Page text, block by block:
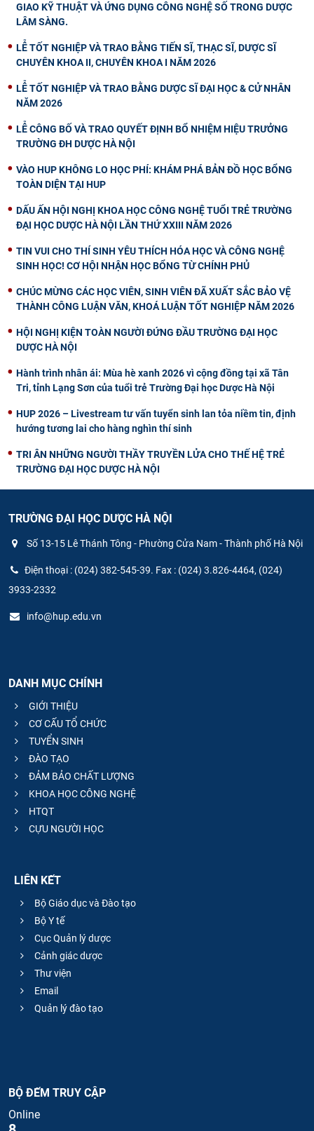
GIAO KỸ THUẬT VÀ ỨNG DỤNG CÔNG NGHỆ SỐ TRONG DƯỢC
LÂM SÀNG.
LỄ TỐT NGHIỆP VÀ TRAO BẰNG TIẾN SĨ, THẠC SĨ, DƯỢC SĨ
CHUYÊN KHOA II, CHUYÊN KHOA I NĂM 2026
LỄ TỐT NGHIỆP VÀ TRAO BẰNG DƯỢC SĨ ĐẠI HỌC & CỬ NHÂN
NĂM 2026
LỄ CÔNG BỐ VÀ TRAO QUYẾT ĐỊNH BỔ NHIỆM HIỆU TRƯỞNG
TRƯỜNG ĐH DƯỢC HÀ NỘI
VÀO HUP KHÔNG LO HỌC PHÍ: KHÁM PHÁ BẢN ĐỒ HỌC BỔNG
TOÀN DIỆN TẠI HUP
DẤU ẤN HỘI NGHỊ KHOA HỌC CÔNG NGHỆ TUỔI TRẺ TRƯỜNG
ĐẠI HỌC DƯỢC HÀ NỘI LẦN THỨ XXIII NĂM 2026
TIN VUI CHO THÍ SINH YÊU THÍCH HÓA HỌC VÀ CÔNG NGHỆ
SINH HỌC! CƠ HỘI NHẬN HỌC BỔNG TỪ CHÍNH PHỦ
CHÚC MỪNG CÁC HỌC VIÊN, SINH VIÊN ĐÃ XUẤT SẮC BẢO VỆ
THÀNH CÔNG LUẬN VĂN, KHOÁ LUẬN TỐT NGHIỆP NĂM 2026
HỘI NGHỊ KIỆN TOÀN NGƯỜI ĐỨNG ĐẦU TRƯỜNG ĐẠI HỌC
DƯỢC HÀ NỘI
Hành trình nhân ái: Mùa hè xanh 2026 vì cộng đồng tại xã Tân
Tri, tỉnh Lạng Sơn của tuổi trẻ Trường Đại học Dược Hà Nội
HUP 2026 – Livestream tư vấn tuyển sinh lan tỏa niềm tin, định
hướng tương lai cho hàng nghìn thí sinh
TRI ÂN NHỮNG NGƯỜI THẦY TRUYỀN LỬA CHO THẾ HỆ TRẺ
TRƯỜNG ĐẠI HỌC DƯỢC HÀ NỘI
TRƯỜNG ĐẠI HỌC DƯỢC HÀ NỘI
Số 13-15 Lê Thánh Tông - Phường Cửa Nam - Thành phố Hà Nội
Điện thoại : (024) 382-545-39. Fax : (024) 3.826-4464, (024)
3933-2332
info@hup.edu.vn
DANH MỤC CHÍNH
GIỚI THIỆU
CƠ CẤU TỔ CHỨC
TUYỂN SINH
ĐÀO TẠO
ĐẢM BẢO CHẤT LƯỢNG
KHOA HỌC CÔNG NGHỆ
HTQT
CỰU NGƯỜI HỌC
LIÊN KẾT
Bộ Giáo dục và Đào tạo
Bộ Y tế
Cục Quản lý dược
Cảnh giác dược
Thư viện
Email
Quản lý đào tạo
BỘ ĐẾM TRUY CẬP
Online